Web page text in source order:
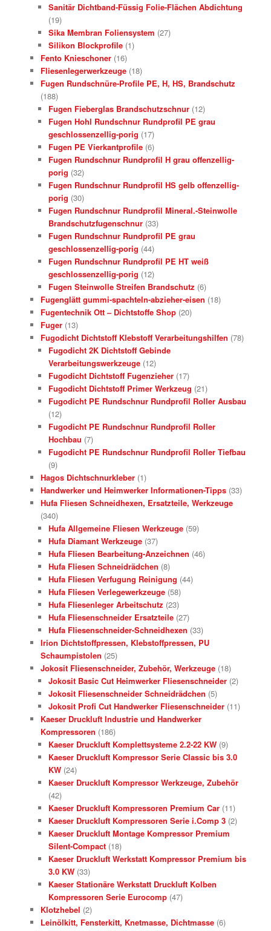
Sanitär Dichtband-Füssig Folie-Flächen Abdichtung
(19)
Sika Membran Foliensystem (27)
Silikon Blockprofile (1)
Fento Knieschoner (16)
Fliesenlegerwerkzeuge (18)
Fugen Rundschnüre-Profile PE, H, HS, Brandschutz
(188)
Fugen Fieberglas Brandschutzschnur (12)
Fugen Hohl Rundschnur Rundprofil PE grau
geschlossenzellig-porig (17)
Fugen PE Vierkantprofile (6)
Fugen Rundschnur Rundprofil H grau offenzellig-
porig (32)
Fugen Rundschnur Rundprofil HS gelb offenzellig-
porig (30)
Fugen Rundschnur Rundprofil Mineral.-Steinwolle
Brandschutzfugenschnur (33)
Fugen Rundschnur Rundprofil PE grau
geschlossenzellig-porig (44)
Fugen Rundschnur Rundprofil PE HT weiß
geschlossenzellig-porig (12)
Fugen Steinwolle Streifen Brandschutz (6)
Fugenglätt gummi-spachteln-abzieher-eisen (18)
Fugentechnik Ott – Dichtstoffe Shop (20)
Fuger (13)
Fugodicht Dichtstoff Klebstoff Verarbeitungshilfen (78)
Fugodicht 2K Dichtstoff Gebinde
Verarbeitungswerkzeuge (12)
Fugodicht Dichtstoff Fugenzieher (17)
Fugodicht Dichtstoff Primer Werkzeug (21)
Fugodicht PE Rundschnur Rundprofil Roller Ausbau
(12)
Fugodicht PE Rundschnur Rundprofil Roller
Hochbau (7)
Fugodicht PE Rundschnur Rundprofil Roller Tiefbau
(9)
Hagos Dichtschnurkleber (1)
Handwerker und Heimwerker Informationen-Tipps (33)
Hufa Fliesen Schneidhexen, Ersatzteile, Werkzeuge
(340)
Hufa Allgemeine Fliesen Werkzeuge (59)
Hufa Diamant Werkzeuge (37)
Hufa Fliesen Bearbeitung-Anzeichnen (46)
Hufa Fliesen Schneidrädchen (8)
Hufa Fliesen Verfugung Reinigung (44)
Hufa Fliesen Verlegewerkzeuge (58)
Hufa Fliesenleger Arbeitschutz (23)
Hufa Fliesenschneider Ersatzteile (27)
Hufa Fliesenschneider-Schneidhexen (33)
Irion Dichtstoffpressen, Klebstoffpressen, PU
Schaumpistolen (25)
Jokosit Fliesenschneider, Zubehör, Werkzeuge (18)
Jokosit Basic Cut Heimwerker Fliesenschneider (2)
Jokosit Fliesenschneider Schneidrädchen (5)
Jokosit Profi Cut Handwerker Fliesenschneider (11)
Kaeser Druckluft Industrie und Handwerker
Kompressoren (186)
Kaeser Druckluft Komplettsysteme 2.2-22 KW (9)
Kaeser Druckluft Kompressor Serie Classic bis 3.0
KW (24)
Kaeser Druckluft Kompressor Werkzeuge, Zubehör
(42)
Kaeser Druckluft Kompressoren Premium Car (11)
Kaeser Druckluft Kompressoren Serie i.Comp 3 (2)
Kaeser Druckluft Montage Kompressor Premium
Silent-Compact (18)
Kaeser Druckluft Werkstatt Kompressor Premium bis
3.0 KW (33)
Kaeser Stationäre Werkstatt Druckluft Kolben
Kompressoren Serie Eurocomp (47)
Klotzhebel (2)
Leinölkitt, Fensterkitt, Knetmasse, Dichtmasse (6)